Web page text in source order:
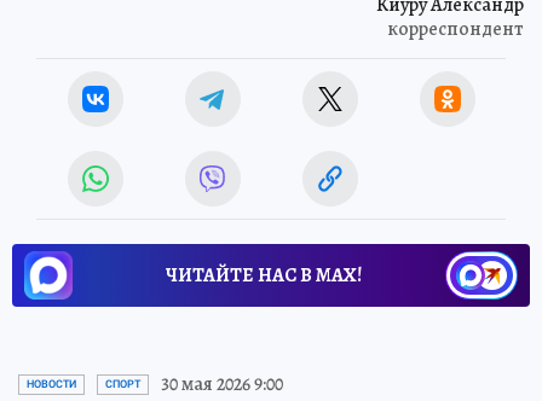
корреспондент
ЧИТАЙТЕ НАС В МАХ!
НОВОСТИ СПОРТ 30 мая 2026 9:00